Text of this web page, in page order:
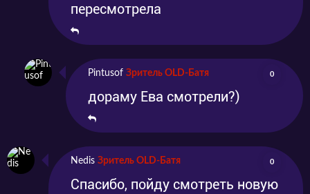
пересмотрела
Pintusof Зритель OLD-Батя 0
дораму Ева смотрели?)
Nedis Зритель OLD-Батя 0
Спасибо, пойду смотреть новую